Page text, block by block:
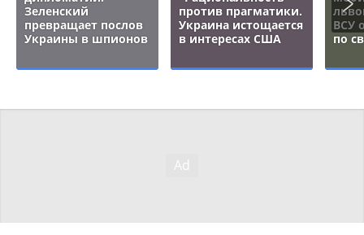
Зеленский
превращает послов
Украины в шпионов
против прагматики.
Украина истощается
в интересах США
ВСУ
по